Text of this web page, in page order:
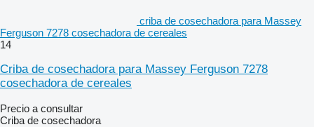
criba de cosechadora para Massey
Ferguson 7278 cosechadora de cereales
14
Criba de cosechadora para Massey Ferguson 7278
cosechadora de cereales
Precio a consultar
Criba de cosechadora